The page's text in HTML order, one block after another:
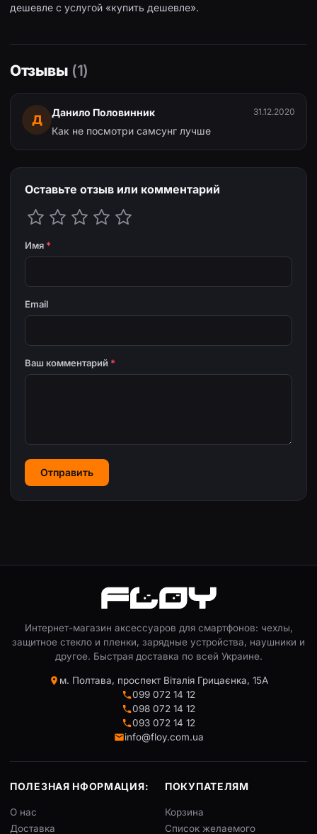
дешевле с услугой «купить дешевле».
Отзывы (1)
Д
Данило Половинник 31.12.2020
Как не посмотри самсунг лучше
Оставьте отзыв или комментарий
Имя *
Email
Ваш комментарий *
Отправить
Интернет-магазин аксессуаров для смартфонов: чехлы,
защитное стекло и пленки, зарядные устройства, наушники и
другое. Быстрая доставка по всей Украине.
м. Полтава, проспект Віталія Грицаєнка, 15А
099 072 14 12
098 072 14 12
093 072 14 12
info@floy.com.ua
ПОЛЕЗНАЯ НФОРМАЦИЯ:
О нас
Доставка
ПОКУПАТЕЛЯМ
Корзина
Список желаемого